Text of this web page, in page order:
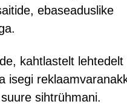
ebaseaduslike
kahtlastelt lehtedelt
isegi
sihtrühmani.